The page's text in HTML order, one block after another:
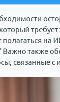
на
Важно также
связанные